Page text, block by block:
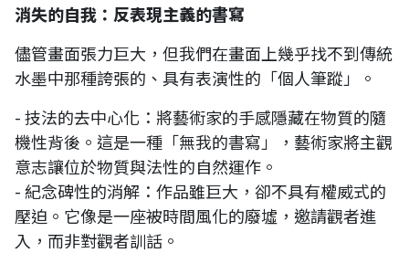
消失的自我：反表現主義的書寫
儘管畫面張力巨大，但我們在畫面上幾乎找不到傳統
水墨中那種誇張的、具有表演性的「個人筆蹤」。
- 技法的去中心化：將藝術家的手感隱藏在物質的隨
機性背後。這是一種「無我的書寫」，藝術家將主觀
意志讓位於物質與法性的自然運作。
- 紀念碑性的消解：作品雖巨大，卻不具有權威式的
壓迫。它像是一座被時間風化的廢墟，邀請觀者進
入，而非對觀者訓話。